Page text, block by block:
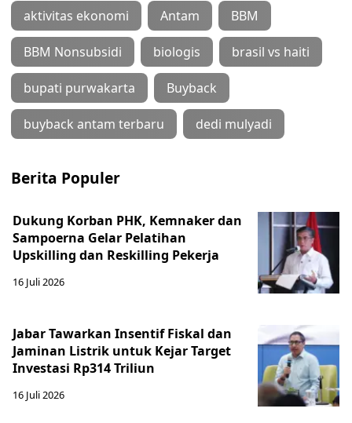
aktivitas ekonomi Antam BBM
BBM Nonsubsidi biologis brasil vs haiti
bupati purwakarta Buyback
buyback antam terbaru dedi mulyadi
Berita Populer
Dukung Korban PHK, Kemnaker dan
Sampoerna Gelar Pelatihan
Upskilling dan Reskilling Pekerja
16 Juli 2026
Jabar Tawarkan Insentif Fiskal dan
Jaminan Listrik untuk Kejar Target
Investasi Rp314 Triliun
16 Juli 2026